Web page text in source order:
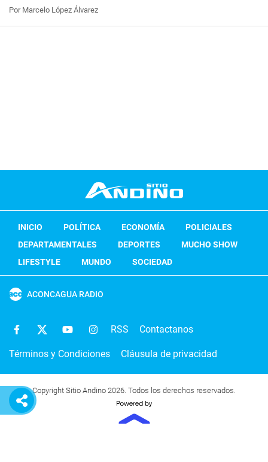
Por Marcelo López Álvarez
INICIO POLÍTICA ECONOMÍA
POLICIALES
DEPARTAMENTALES
DEPORTES
MUCHO SHOW
LIFESTYLE
MUNDO SOCIEDAD
ACONCAGUA RADIO
RSS Contactanos
Términos y Condiciones Cláusula de privacidad
Copyright Sitio Andino 2026. Todos los derechos reservados.